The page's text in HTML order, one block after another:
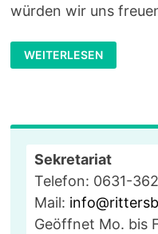
würden wir uns
KONZERT
DER
RITTERSBERG
JÄHRIGEN
DER
LUTHERKIRCHE
WEITERLESEN
Sekretariat
Telefon: 0631-
Mail:
Geöffnet Mo. bis